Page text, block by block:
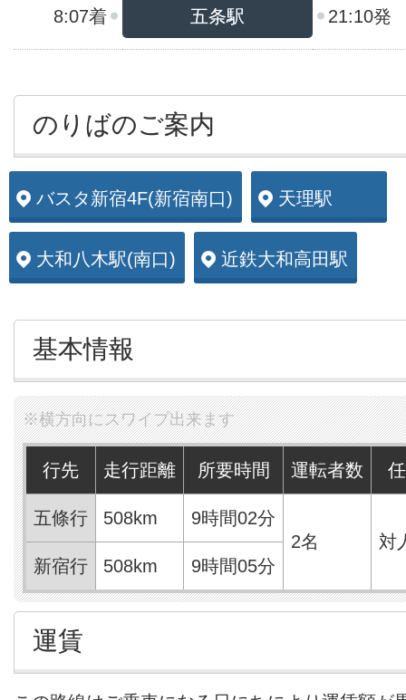
8:07着 五条駅 21:10発
のりばのご案内
バスタ新宿4F(新宿南口) 天理駅
大和八木駅(南口) 近鉄大和高田駅
基本情報
行先 走行距離 所要時間 運転者数
五條行 508km
9時間02分
2名
対
新宿行
508km 9時間05分
運賃